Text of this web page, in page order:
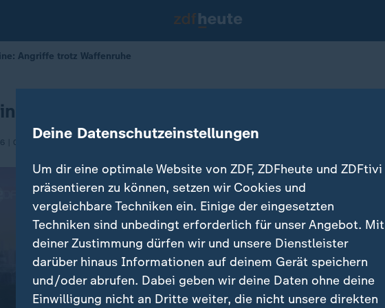
Angriffe trotz Waffenruhe
Angriffe trotz Waffenruhe
| 05:30 Deine Datenschutzeinstellungen
Um dir eine optimale Website von ZDF, ZDFheute und ZDFtivi
präsentieren zu können, setzen wir Cookies und
vergleichbare Techniken ein. Einige der eingesetzten
Techniken sind unbedingt erforderlich für unser Angebot. Mit
deiner Zustimmung dürfen wir und unsere Dienstleister
darüber hinaus Informationen auf deinem Gerät speichern
und/oder abrufen. Dabei geben wir deine Daten ohne deine
Einwilligung nicht an Dritte weiter, die nicht unsere direkten